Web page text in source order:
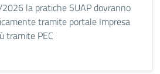
la pratiche SUAP dovranno
tramite portale Impresa
tramite PEC